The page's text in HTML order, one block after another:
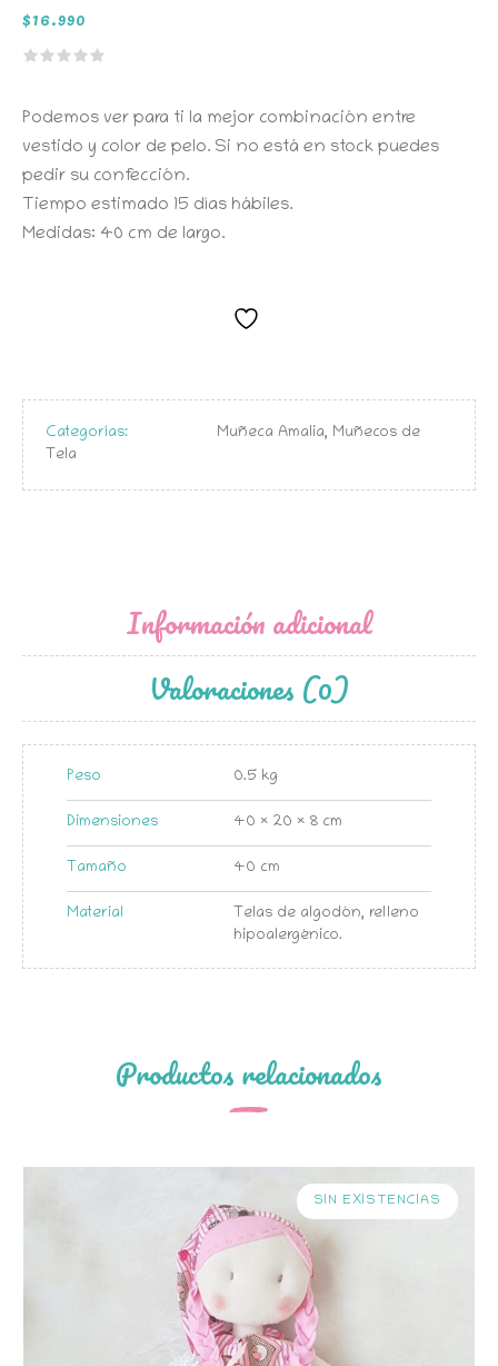
$16.990
Podemos ver para ti la mejor combinación entre
vestido y color de pelo. Si no está en stock puedes
pedir su confección.
Tiempo estimado 15 días hábiles.
Medidas: 40 cm de largo.
Categorías: Muñeca Amalia, Muñecos de
Tela
Información adicional
Valoraciones (0)
Peso 0.5 kg
Dimensiones 40 × 20 × 8 cm
Tamaño 40 cm
Material
Telas de algodón, relleno
hipoalergénico.
Productos relacionados
SIN EXISTENCIAS